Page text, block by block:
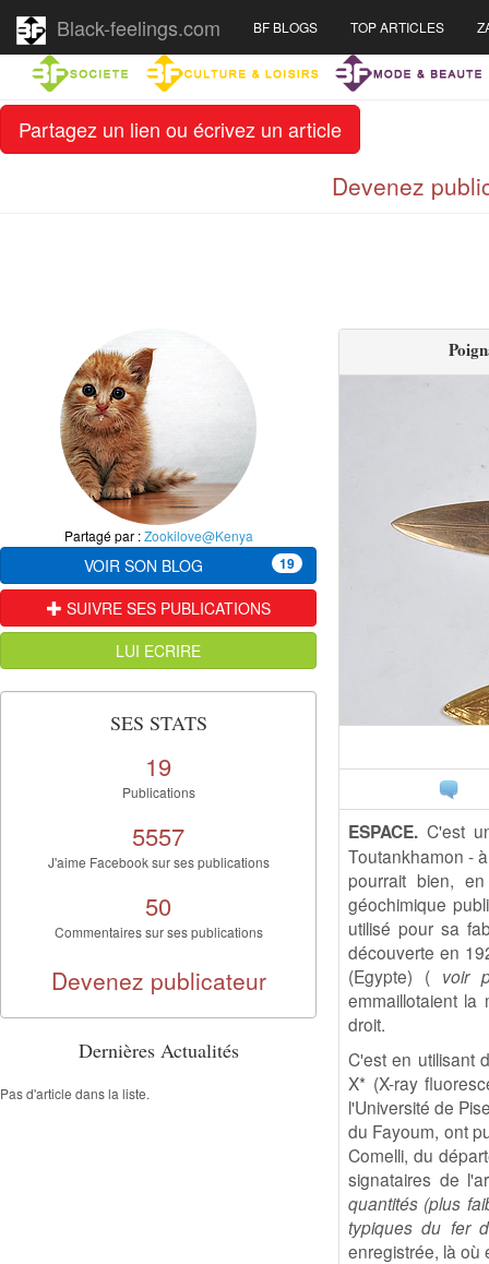
Partagez un lien ou écrivez un article
Black-feelings.com BF BLOGS TOP ARTICLES
Devenez
ESPACE. C'est
Toutankhamon -
pourrait bien,
géochimique
utilisé pour sa
découverte en
(Egypte) ( voir
emmaillotaient
droit.
C'est en utilisant
X* (X-ray
l'Université de
du Fayoum, ont
Comelli, du
signataires de
quantités (plus
typiques du fer
enregistrée, là où
Partagé par :Zookilove@Kenya
VOIR SON BLOG 19
SUIVRE SES PUBLICATIONS
LUI ECRIRE
SES STATS
19
Publications
5557
J'aime Facebook sur ses publications
50
Commentaires sur ses publications
Devenez publicateur
Dernières Actualités
Pas d'article dans la liste.